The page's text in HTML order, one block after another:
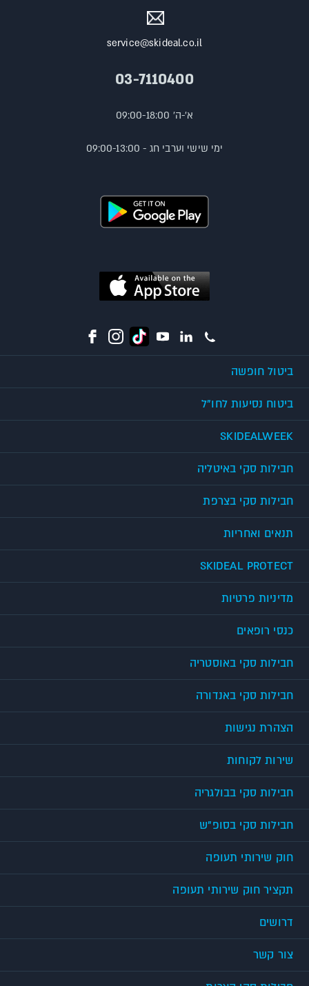
service@skideal.co.il
03-7110400
א'-ה' 09:00-18:00
ימי שישי וערבי חג - 09:00-13:00
ביטול חופשה
ביטוח נסיעות לחו"ל
SKIDEALWEEK
חבילות סקי באיטליה
חבילות סקי בצרפת
תנאים ואחריות
SKIDEAL PROTECT
מדיניות פרטיות
כנסי רופאים
חבילות סקי באוסטריה
חבילות סקי באנדורה
הצהרת נגישות
שירות לקוחות
חבילות סקי בבולגריה
חבילות סקי בסופ"ש
חוק שירותי תעופה
תקציר חוק שירותי תעופה
דרושים
צור קשר